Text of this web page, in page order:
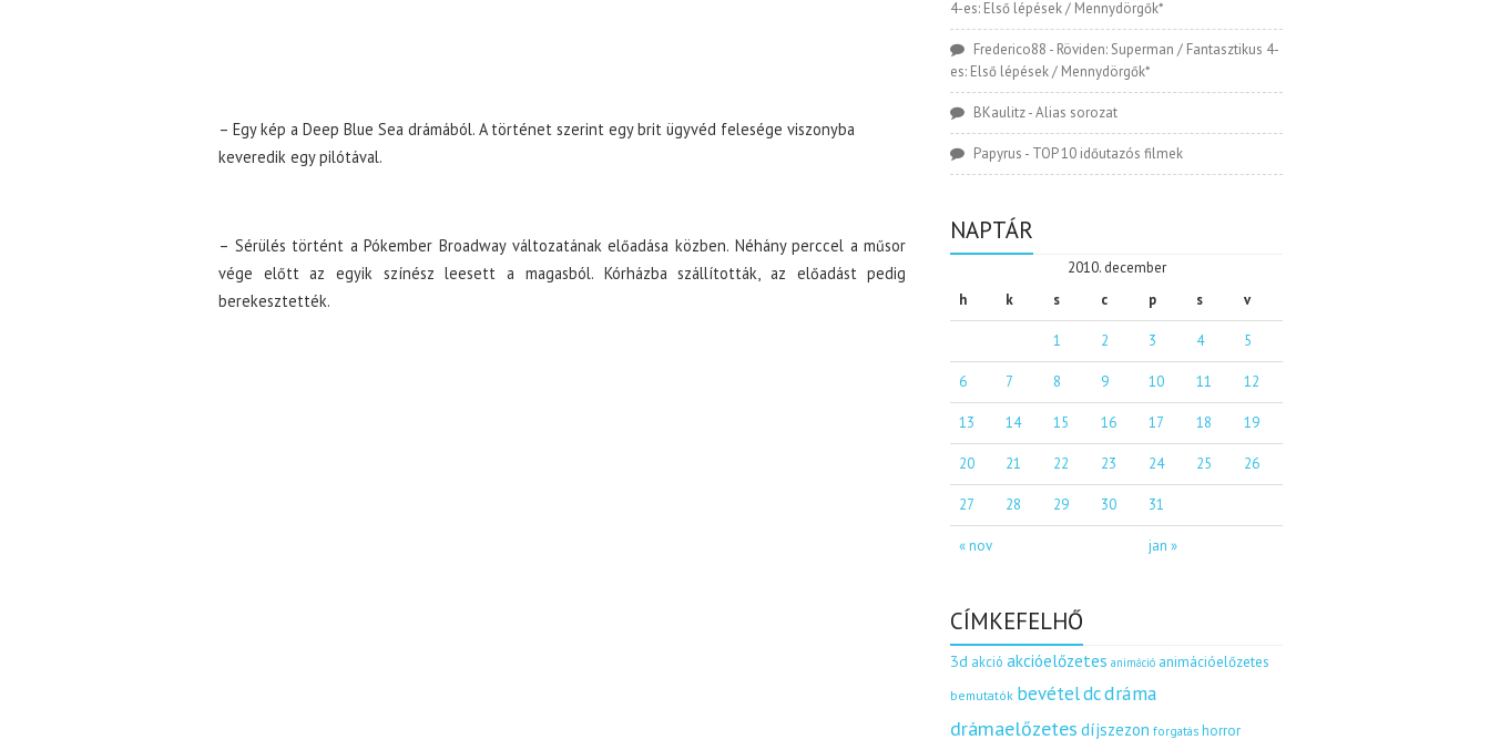
– Egy kép a Deep Blue Sea drámából. A történet szerint egy brit ügyvéd felesége viszonyba
keveredik egy pilótával.
– Sérülés történt a Pókember Broadway változatának előadása közben. Néhány perccel a műsor
vége előtt az egyik színész leesett a magasból. Kórházba szállították, az előadást pedig
berekesztették.
4-es: Első lépések / Mennydörgők*
Frederico88 - Röviden: Superman / Fantasztikus 4-
es: Első lépések / Mennydörgők*
BKaulitz-Alias sorozat
Papyrus - TOP 10 időutazós filmek
NAPTÁR
2010. december
h
k s c p s v
« nov jan »
1 2 3 4 5
6 7 8 9 10 11 12
13 14 15 16 17 18 19
20 21 22 23 24 25 26
27 28 29 30 31
CÍMKEFELHŐ
3d akció akcióelőzetes animáció animációelőzetes
bemutatók bevételdcdráma
drámaelőzetes díjszezon forgatás horror